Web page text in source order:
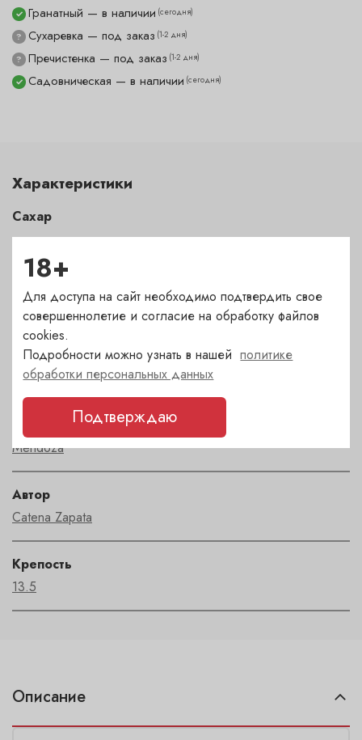
✓ Гранатный — в наличии (сегодня)
? Пречистенка — под заказ (1-2 дня)
✓ Садовническая — в наличии (сегодня)
? Сухаревка — под заказ (1-2 дня)
Характеристики
Сахар
сухое
Аргентина
Сорт
каберне совиньон,мальбек
Mendoza
Автор
Catena Zapata
Крепость
13.5
Описание
18+
Для доступа на сайт необходимо подтвердить свое
совершеннолетие и согласие на обработку файлов
cookies.
Подробности можно узнать в нашейполитике
обработки персональных данных
Подтверждаю